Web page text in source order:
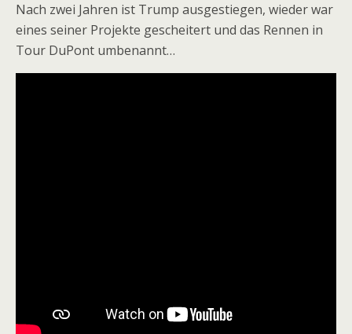
Nach zwei Jahren ist Trump ausgestiegen, wieder war
eines seiner Projekte gescheitert und das Rennen in
Tour DuPont umbenannt…